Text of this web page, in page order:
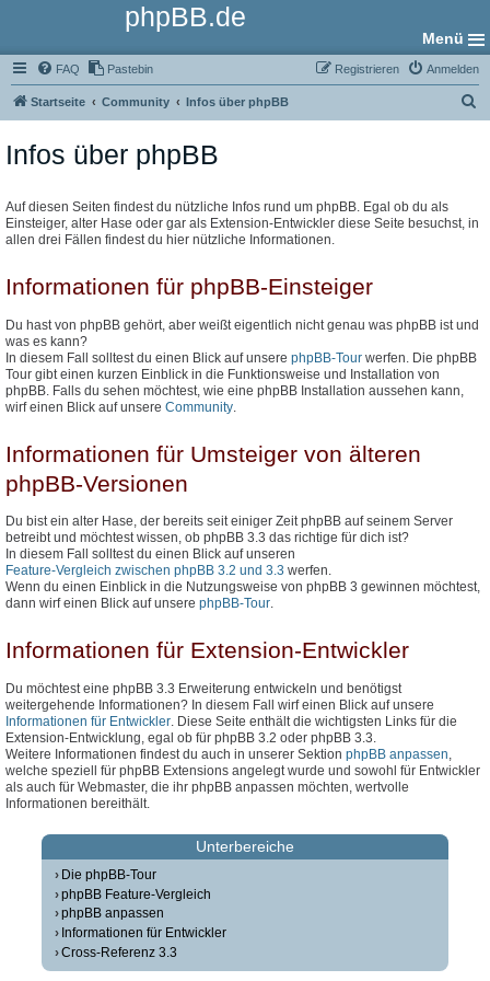
phpBB.de
Menü
FAQ Pastebin Anmelden
Registrieren
Startseite Community Infos über phpBB
Infos über phpBB
Auf diesen Seiten findest du nützliche Infos rund um phpBB. Egal ob du als
Einsteiger, alter Hase oder gar als Extension-Entwickler diese Seite besuchst, in
allen drei Fällen findest du hier nützliche Informationen.
Informationen für phpBB-Einsteiger
Du hast von phpBB gehört, aber weißt eigentlich nicht genau was phpBB ist und
was es kann?
In diesem Fall solltest du einen Blick auf unsere phpBB-Tour werfen. Die phpBB
Tour gibt einen kurzen Einblick in die Funktionsweise und Installation von
phpBB. Falls du sehen möchtest, wie eine phpBB Installation aussehen kann,
wirf einen Blick auf unsere Community
Informationen für Umsteiger von älteren
phpBB-Versionen
Du bist ein alter Hase, der bereits seit einiger Zeit phpBB auf seinem Server
betreibt und möchtest wissen, ob phpBB 3.3 das richtige für dich ist?
In diesem Fall solltest du einen Blick auf unseren
Feature-Vergleich zwischen phpBB 3.2 und 3.3 werfen.
Wenn du einen Einblick in die Nutzungsweise von phpBB 3 gewinnen möchtest,
dann wirf einen Blick auf unsere phpBB-Tour.
Informationen für Extension-Entwickler
Du möchtest eine phpBB 3.3 Erweiterung entwickeln und benötigst
weitergehende Informationen? In diesem Fall wirf einen Blick auf unsere
Informationen für Entwickler . Diese Seite enthält die wichtigsten Links für die
Extension-Entwicklung, egal ob für phpBB 3.2 oder phpBB 3.3.
Weitere Informationen findest du auch in unserer Sektion phpBB anpassen
welche speziell für phpBB Extensions angelegt wurde und sowohl für Entwickler
als auch für Webmaster, die ihr phpBB anpassen möchten, wertvolle
Informationen bereithält.
Unterbereiche
Die phpBB-Tour
phpBB Feature-Vergleich
phpBB anpassen
Informationen für Entwickler
Cross-Referenz 3.3